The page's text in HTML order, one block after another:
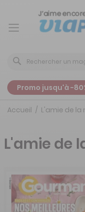
Promo jusqu'à -
Accueil L'amie de la
L'amie de